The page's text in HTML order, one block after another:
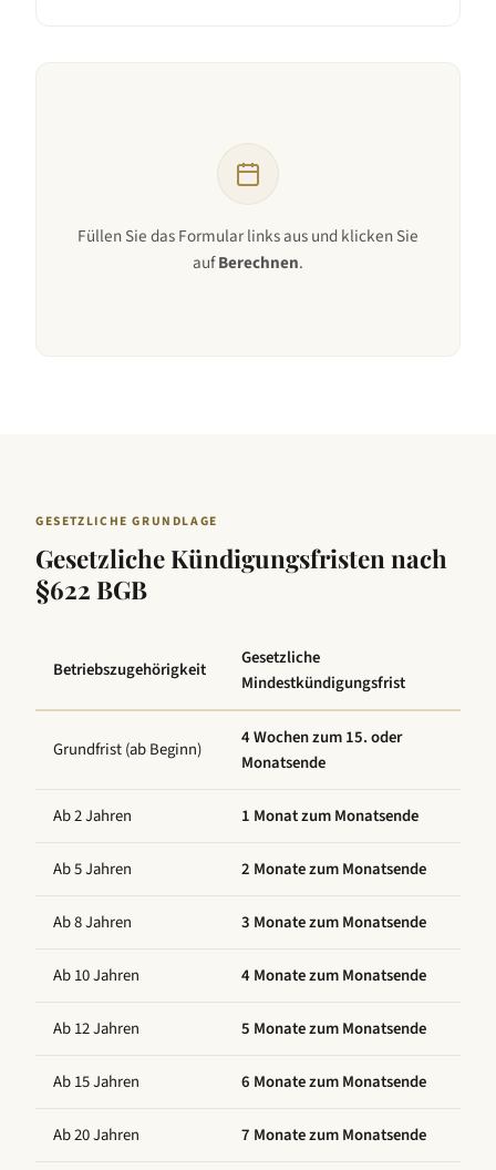
Füllen Sie das Formular links aus und klicken Sie
aufBerechnen.
GESETZLICHE GRUNDLAGE
Gesetzliche Kündigungsfristen nach
§622 BGB
Betriebszugehörigkeit
Gesetzliche
Mindestkündigungsfrist
Grundfrist (ab Beginn)
4 Wochen zum 15. oder
Monatsende
Ab 2 Jahren 1 Monat zum Monatsende
Ab 5 Jahren 2 Monate zum Monatsende
Ab 8 Jahren 3 Monate zum Monatsende
Ab 10 Jahren 4 Monate zum Monatsende
Ab 12 Jahren 5 Monate zum Monatsende
Ab 15 Jahren 6 Monate zum Monatsende
Ab 20 Jahren 7 Monate zum Monatsende